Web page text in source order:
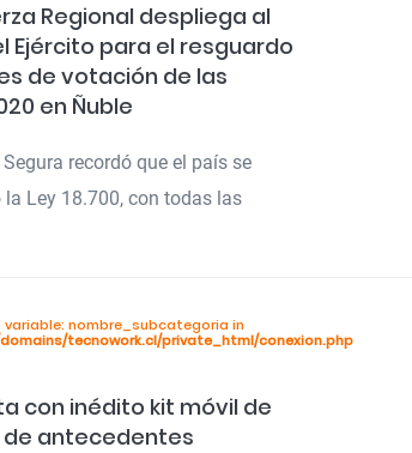
Regional despliega al
Ejército para el resguardo
de votación de las
en Ñuble
recordó que el país se
Ley 18.700, con todas las
variable: nombre_subcategoria in
tecnowork.cl/private_html/conexion.php
con inédito kit móvil de
de antecedentes